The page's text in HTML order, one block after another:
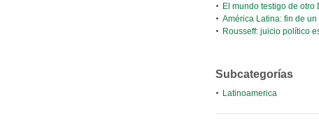
El mundo testigo de
América Latina: fin de
Rousseff: juicio político
Subcategorías
Latinoamerica